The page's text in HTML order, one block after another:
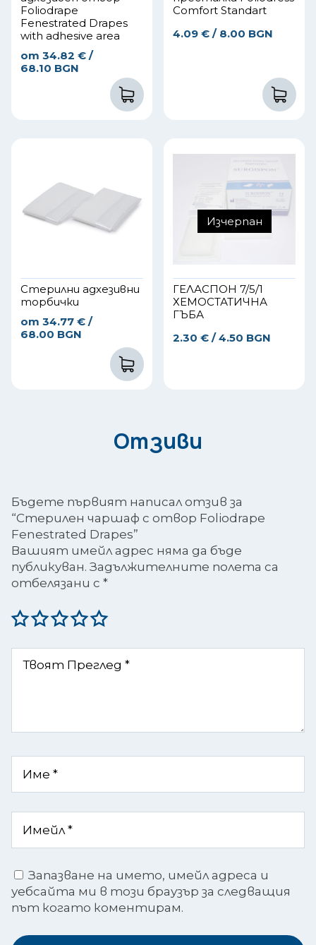
Foliodrape
Fenestrated Drapes
with adhesive area
от 34.82 € /
68.10 BGN
Comfort Standart
4.09 € / 8.00 BGN
Стерилни адхезивни
торбички
от 34.77 € /
68.00 BGN
Изчерпан
ГЕЛАСПОН 7/5/1
ХЕМОСТАТИЧНА
ГЪБА
2.30 € / 4.50 BGN
Отзиви
Бъдете първият написал отзив за
“Стерилен чаршаф с отвор Foliodrape
Fenestrated Drapes”
Вашият имейл адрес няма да бъде
публикуван. Задължителните полета са
отбелязани с *
Запазване на името, имейл адреса и
уебсайта ми в този браузър за следващия
път когато коментирам.